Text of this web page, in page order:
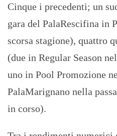
Cinque i precedenti; un
gara del PalaRescifina in
scorsa stagione), quattro
(due in Regular Season
uno in Pool Promozione
PalaMarignano nella
in corso).